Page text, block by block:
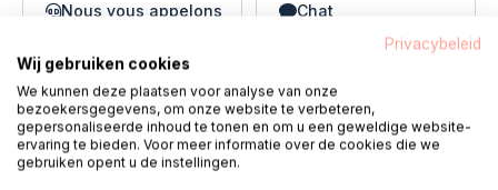
Nous vous appelons Chat
E-mail
Privacybeleid
Wij gebruiken cookies
We kunnen deze plaatsen voor analyse van onze
bezoekersgegevens, om onze website te verbeteren,
gepersonaliseerde inhoud te tonen en om u een geweldige website-
ervaring te bieden. Voor meer informatie over de cookies die we
gebruiken opent u de instellingen.